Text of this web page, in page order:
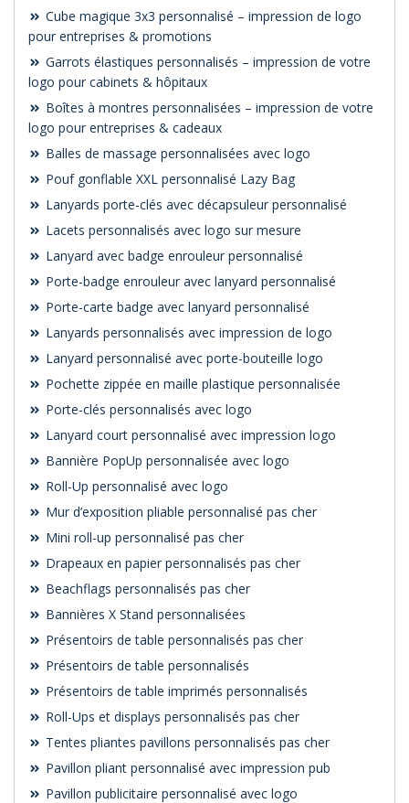
Cube magique 3x3 personnalisé – impression de logo
pour entreprises & promotions
Garrots élastiques personnalisés – impression de votre
logo pour cabinets & hôpitaux
Boîtes à montres personnalisées – impression de votre
logo pour entreprises & cadeaux
Balles de massage personnalisées avec logo
Pouf gonflable XXL personnalisé Lazy Bag
Lanyards porte-clés avec décapsuleur personnalisé
Lacets personnalisés avec logo sur mesure
Lanyard avec badge enrouleur personnalisé
Porte-badge enrouleur avec lanyard personnalisé
Porte-carte badge avec lanyard personnalisé
Lanyards personnalisés avec impression de logo
Lanyard personnalisé avec porte-bouteille logo
Pochette zippée en maille plastique personnalisée
Porte-clés personnalisés avec logo
Lanyard court personnalisé avec impression logo
Bannière PopUp personnalisée avec logo
Roll-Up personnalisé avec logo
Mur d’exposition pliable personnalisé pas cher
Mini roll-up personnalisé pas cher
Drapeaux en papier personnalisés pas cher
Beachflags personnalisés pas cher
Bannières X Stand personnalisées
Présentoirs de table personnalisés pas cher
Présentoirs de table personnalisés
Présentoirs de table imprimés personnalisés
Roll-Ups et displays personnalisés pas cher
Tentes pliantes pavillons personnalisés pas cher
Pavillon pliant personnalisé avec impression pub
Pavillon publicitaire personnalisé avec logo